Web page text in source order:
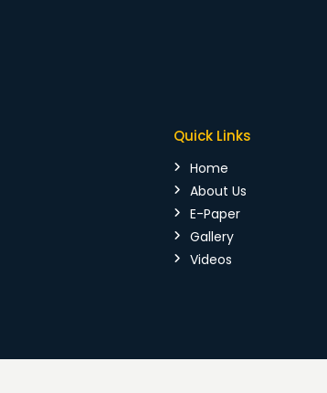
Quick Links
Home
About Us
E-Paper
Gallery
Videos